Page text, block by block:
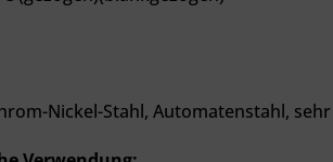
Nickel-Stahl, Automatenstahl,